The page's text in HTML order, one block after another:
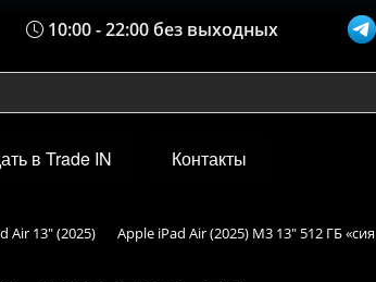
10:00 - 22:00 без выходных
в Trade IN Контакты
Air 13" (2025) Apple iPad Air (2025) M3 13" 512 ГБ